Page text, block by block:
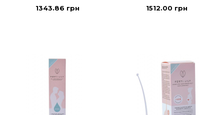
1343.86 грн 1512.00 грн